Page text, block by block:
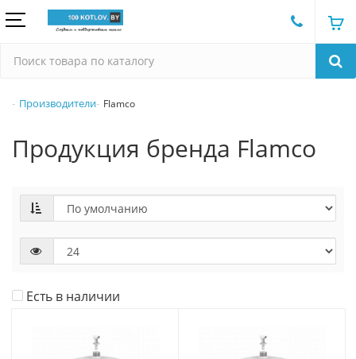
Производители Flamco
Продукция бренда Flamco
Есть в наличии